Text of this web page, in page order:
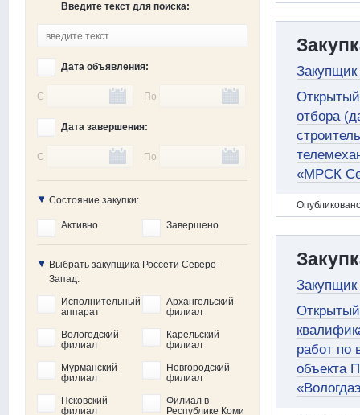
Введите текст для поиска:
Дата объявления:
С По
Дата завершения:
С По
Состояние закупки:
Активно Завершено
Выбрать закупщика Россети Северо-
Запад:
Исполнительный
аппарат
Архангельский
филиал
Вологодский
филиал
Карельский
филиал
Мурманский
филиал
Новгородский
филиал
Псковский
филиал
Филиал в
Республике Коми
Открытый
отбора
«МРСК
Закупщик
работ по
объекта